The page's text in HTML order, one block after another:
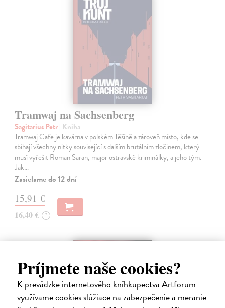
Príjmete naše cookies?
K prevádzke internetového kníhkupectva Artforum
využívame cookies slúžiace na zabezpečenie a meranie
Tramwaj na Sachsenberg
Sagitarius Petr| Kniha
Tramwaj Cafe je kavárna v polském Těšíně a zároveň místo, kde se
sbíhají všechny nitky související s dalším brutálním zločinem, který
musí vyřešit Roman Saran, major ostravské kriminálky, a jeho tým.
Jak…
Zasielame do 12 dní
15,91 €
16,40 € ?